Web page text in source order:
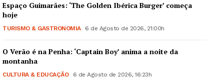
Guimarães, agora!
Espaço Guimarães: ‘The Golden Ibérica Burger’ começa
hoje
TURISMO & GASTRONOMIA 6 de Agosto de 2026, 21:00h
O Verão é na Penha: ‘Captain Boy’ anima a noite da
montanha
CULTURA & EDUCAÇÃO 6 de Agosto de 2026, 16:23h